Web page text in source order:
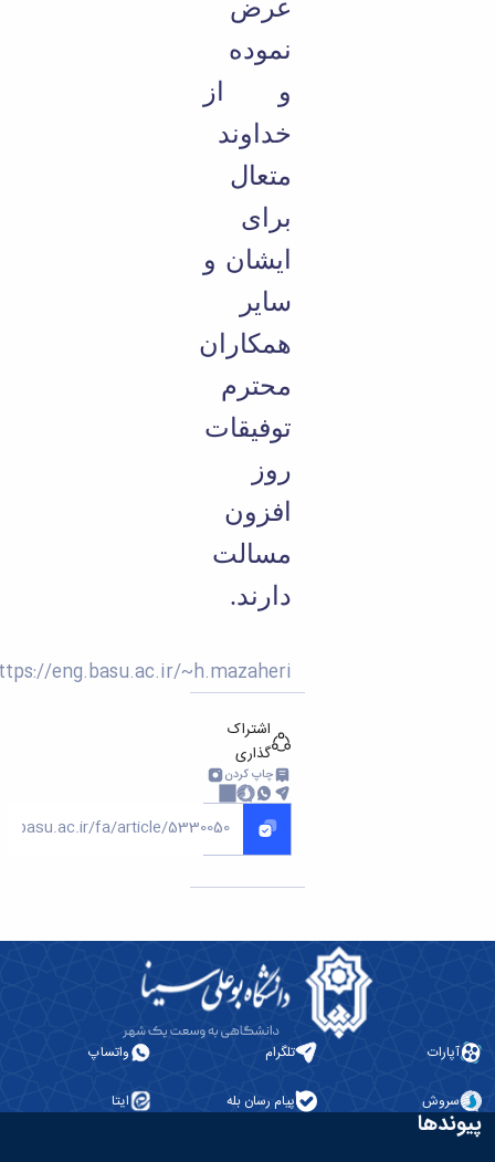
عرض
نموده
و از
خداوند
متعال
برای
ایشان و
سایر
همکاران
محترم
توفیقات
روز
افزون
مسالت
دارند.
https://eng.basu.ac.ir/~h.mazaheri
اشتراک
گذاری
چاپ کردن
آپارات تلگرام واتساپ
سروش پیام رسان بله ایتا
پیوندها